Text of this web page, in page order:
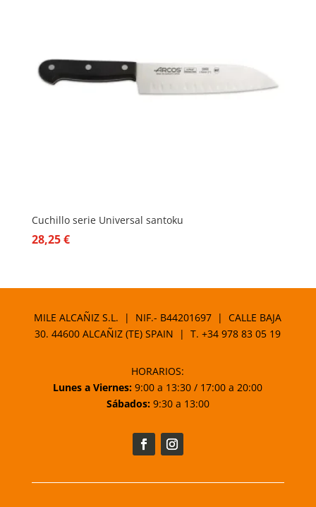
Cuchillo serie Universal santoku
28,25€
MILE ALCAÑIZ S.L. | NIF.- B44201697 | CALLE BAJA
30. 44600 ALCAÑIZ (TE) SPAIN | T.+34 978 83 05 19
HORARIOS:
Lunes a Viernes: 9:00 a 13:30 / 17:00 a 20:00
Sábados:9:30 a 13:00